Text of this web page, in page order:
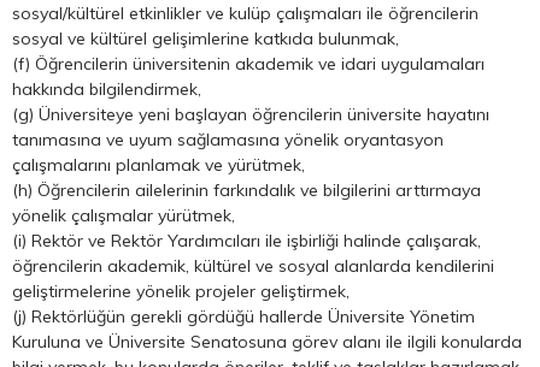
sosyal/kültürel etkinlikler ve kulüp çalışmaları ile öğrencilerin
sosyal ve kültürel gelişimlerine katkıda bulunmak,
(f) Öğrencilerin üniversitenin akademik ve idari uygulamaları
hakkında bilgilendirmek,
(g) Üniversiteye yeni başlayan öğrencilerin üniversite hayatını
tanımasına ve uyum sağlamasına yönelik oryantasyon
çalışmalarını planlamak ve yürütmek,
(h) Öğrencilerin ailelerinin farkındalık ve bilgilerini arttırmaya
yönelik çalışmalar yürütmek,
(i) Rektör ve Rektör Yardımcıları ile işbirliği halinde çalışarak,
öğrencilerin akademik, kültürel ve sosyal alanlarda kendilerini
geliştirmelerine yönelik projeler geliştirmek,
(j) Rektörlüğün gerekli gördüğü hallerde Üniversite Yönetim
Kuruluna ve Üniversite Senatosuna görev alanı ile ilgili konularda